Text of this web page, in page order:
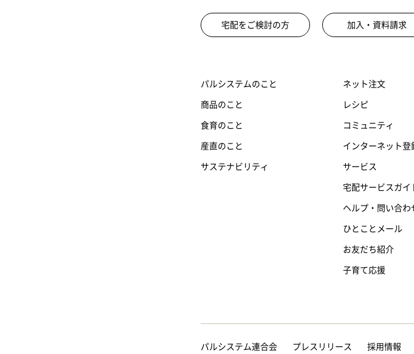
宅配をご検討の方 加入・資料請求
パルシステムのこと
商品のこと
食育のこと
産直のこと
サステナビリティ
ネット注文
レシピ
コミュニティ
インターネット登
サービス
宅配サービスガイ
ヘルプ・問い合わ
ひとことメール
お友だち紹介
子育て応援
パルシステム連合会 プレスリリース 採用情報